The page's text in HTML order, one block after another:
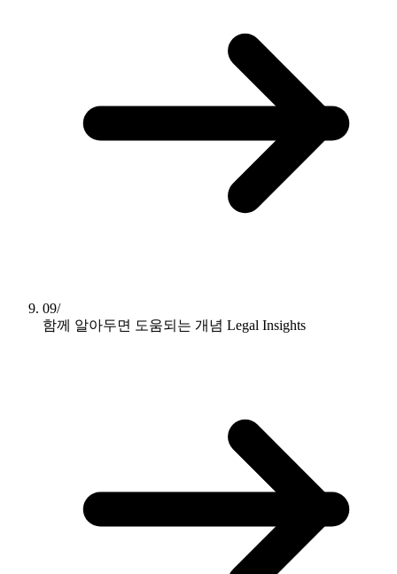
09/
함께 알아두면 도움되는 개념 Legal Insights